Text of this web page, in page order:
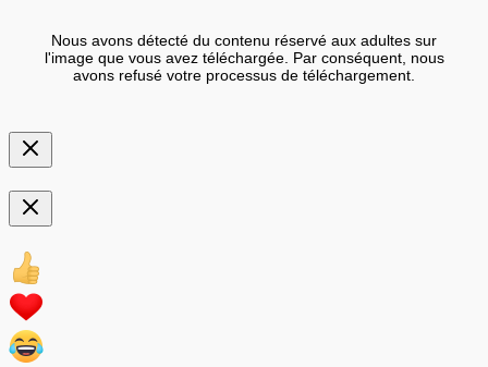
Nous avons détecté du contenu réservé aux adultes sur
l'image que vous avez téléchargée. Par conséquent, nous
avons refusé votre processus de téléchargement.